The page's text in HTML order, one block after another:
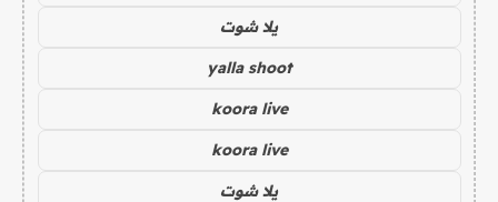
يلا شوت
yalla shoot
koora live
koora live
يلا شوت